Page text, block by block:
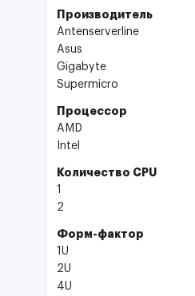
Производитель
Antenserverline
Asus
Gigabyte
Supermicro
Процессор
AMD
Intel
Количество CPU
1
2
Форм-фактор
1U
2U
4U